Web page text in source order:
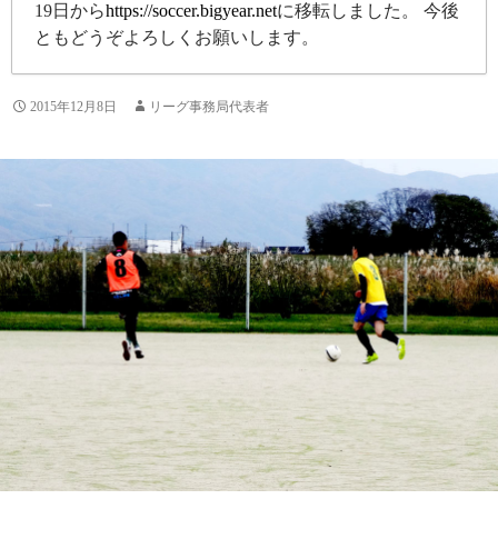
19日からhttps://soccer.bigyear.netに移転しました。 今後
ともどうぞよろしくお願いします。
2015年12月8日 リーグ事務局代表者